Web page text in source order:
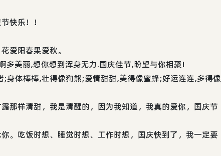
快乐！！
爱阳春果爱秋。
多美丽,想你想到浑身无力.国庆佳节,盼望与你相聚!
身体棒棒,壮得像狗熊;爱情甜甜,美得像蜜蜂;好运连连,多得像
那样清甜，我是清醒的，因为我知道，我真的爱你，国庆节
。吃饭时想、睡觉时想、工作时想，国庆快到了，我一定要